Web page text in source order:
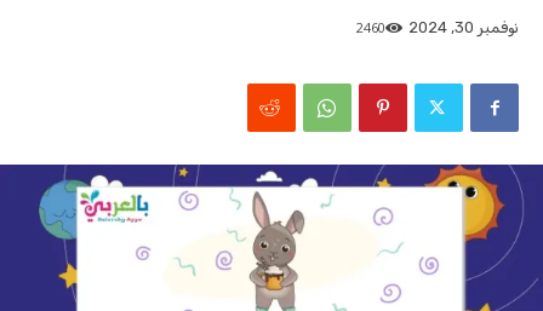
نوفمبر 30, 2024 2460